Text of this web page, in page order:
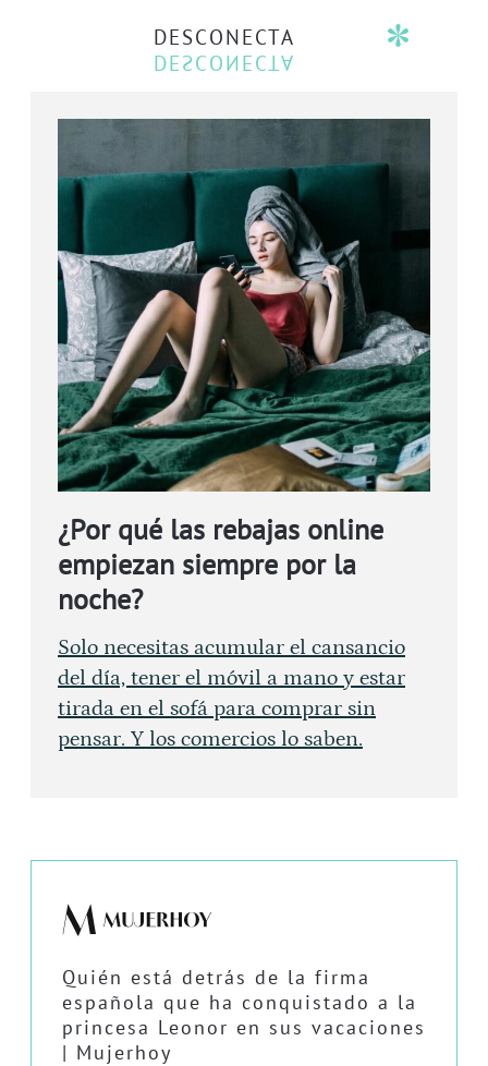
DESCONECTA
¿Por qué las rebajas online
empiezan siempre por la
noche?
Solo necesitas acumular el cansancio
del día, tener el móvil a mano y estar
tirada en el sofá para comprar sin
pensar. Y los comercios lo saben.
Quién está detrás de la firma
española que ha conquistado a la
princesa Leonor en sus vacaciones
| Mujerhoy